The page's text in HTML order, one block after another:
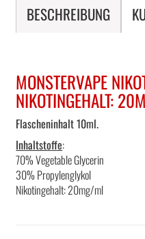
BESCHREIBUNG
MONSTERVAPE
NIKOTINGEHALT:
Flascheninhalt 10ml.
Inhaltstoffe:
70% Vegetable Glycerin
30% Propylenglykol
Nikotingehalt: 20mg/ml